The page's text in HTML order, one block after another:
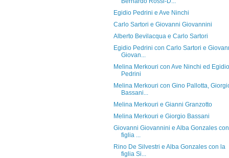
Egidio Pedrini e Ave Ninchi
Carlo Sartori e Giovanni Giovannini
Alberto Bevilacqua e Carlo Sartori
Egidio Pedrini con Carlo Sartori e
Giovan...
Melina Merkouri con Ave Ninchi ed Egidio
Pedrini
Melina Merkouri con Gino Pallotta,
Bassani...
Melina Merkouri e Gianni Granzotto
Melina Merkouri e Giorgio Bassani
Giovanni Giovannini e Alba Gonzales
figlia ...
Rino De Silvestri e Alba Gonzales con la
figlia Si...